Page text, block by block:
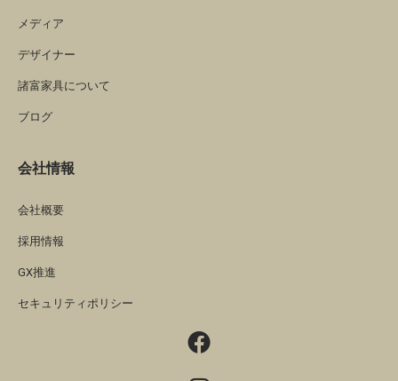
メディア
デザイナー
諸富家具について
ブログ
会社情報
会社概要
採用情報
GX推進
セキュリティポリシー